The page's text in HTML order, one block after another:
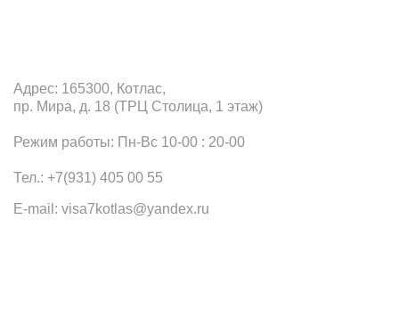
Адрес: 165300, Котлас,
пр. Мира, д. 18 (ТРЦ Столица, 1 этаж)
Режим работы: Пн-Вс 10-00 : 20-00
Тел.: +7(931) 405 00 55
E-mail: visa7kotlas@yandex.ru